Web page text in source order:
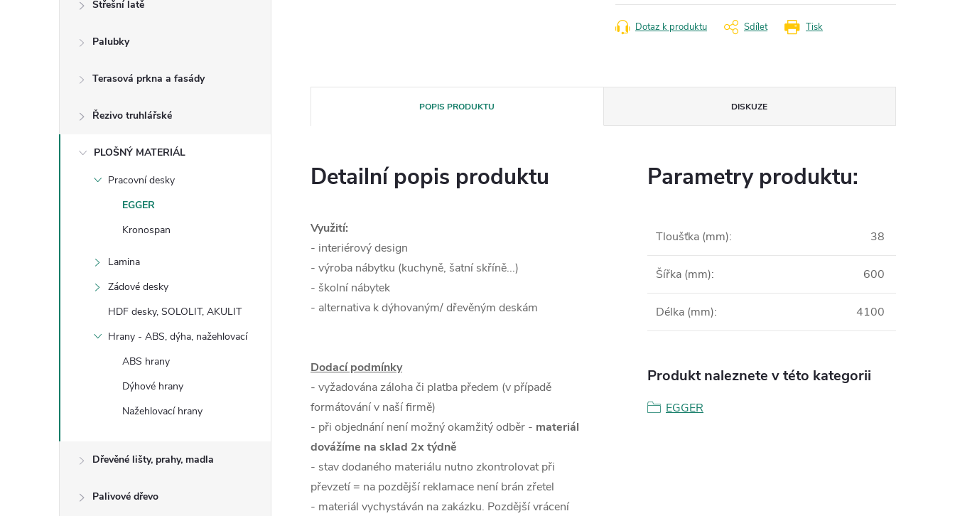
Střešní latě
Palubky
Terasová prkna a fasády
Řezivo truhlářské
PLOŠNÝ MATERIÁL
Pracovní desky
EGGER
Kronospan
Lamina
Zádové desky
HDF desky, SOLOLIT, AKULIT
Hrany - ABS, dýha, nažehlovací
ABS hrany
Dýhové hrany
Nažehlovací hrany
Dřevěné lišty, prahy, madla
Palivové dřevo
Tisk
Dotaz k produktu Sdílet
POPIS PRODUKTU DISKUZE
Detailní popis produktu
Využití:
- interiérový design
- výroba nábytku (kuchyně, šatní skříně...)
- školní nábytek
- alternativa k dýhovaným/ dřevěným deskám
Dodací podmínky
- vyžadována záloha či platba předem (v případě
formátování v naší firmě)
- při objednání není možný okamžitý odběr - materiál
dovážíme na sklad 2x týdně
- stav dodaného materiálu nutno zkontrolovat při
převzetí = na pozdější reklamace není brán zřetel
- materiál vychystáván na zakázku. Pozdější vrácení
Parametry produktu:
Tloušťka (mm): 38
Šířka (mm): 600
Délka (mm): 4100
Produkt naleznete v této kategorii
EGGER